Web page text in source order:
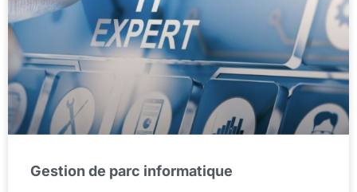
Gestion de parc informatique